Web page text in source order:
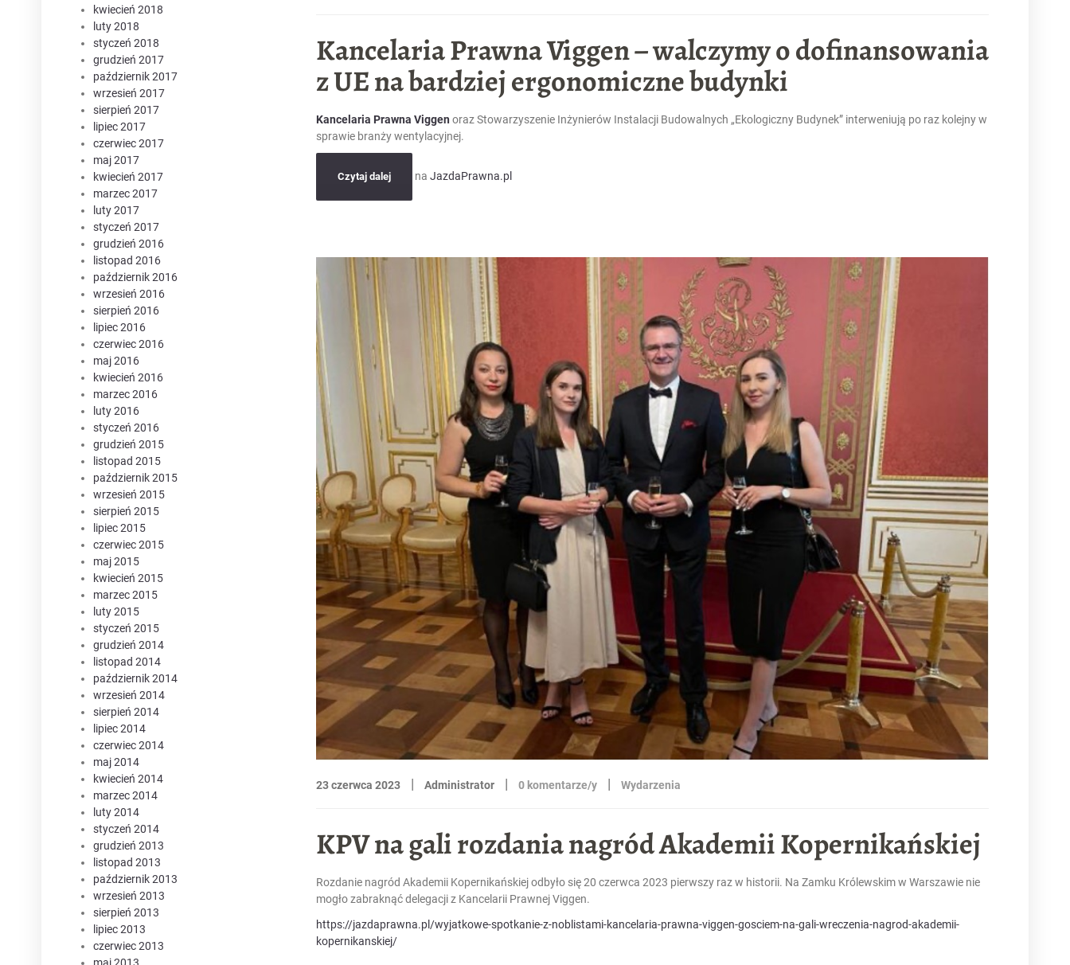
Kancelaria Prawna Viggen – walczymy o dofinansowania
z UE na bardziej ergonomiczne budynki
Kancelaria Prawna Viggen oraz Stowarzyszenie Inżynierów Instalacji Budowalnych „Ekologiczny Budynek” interweniują po raz kolejny w
sprawie branży wentylacyjnej.
Czytaj dalej na JazdaPrawna.pl
23 czerwca 2023 | Administrator | 0 komentarze/y | Wydarzenia
KPV na gali rozdania nagród Akademii Kopernikańskiej
Rozdanie nagród Akademii Kopernikańskiej odbyło się 20 czerwca 2023 pierwszy raz w historii. Na Zamku Królewskim w Warszawie nie
mogło zabraknąć delegacji z Kancelarii Prawnej Viggen.
https://jazdaprawna.pl/wyjatkowe-spotkanie-z-noblistami-kancelaria-prawna-viggen-gosciem-na-gali-wreczenia-nagrod-akademii-
kopernikanskiej/
kwiecień 2018
luty 2018
styczeń 2018
grudzień 2017
październik 2017
wrzesień 2017
sierpień 2017
lipiec 2017
czerwiec 2017
maj 2017
kwiecień 2017
marzec 2017
luty 2017
styczeń 2017
grudzień 2016
listopad 2016
październik 2016
wrzesień 2016
sierpień 2016
lipiec 2016
czerwiec 2016
maj 2016
kwiecień 2016
marzec 2016
luty 2016
styczeń 2016
grudzień 2015
listopad 2015
październik 2015
wrzesień 2015
sierpień 2015
lipiec 2015
czerwiec 2015
maj 2015
kwiecień 2015
marzec 2015
luty 2015
styczeń 2015
grudzień 2014
listopad 2014
październik 2014
wrzesień 2014
sierpień 2014
lipiec 2014
czerwiec 2014
maj 2014
kwiecień 2014
marzec 2014
luty 2014
styczeń 2014
grudzień 2013
listopad 2013
październik 2013
wrzesień 2013
sierpień 2013
lipiec 2013
czerwiec 2013
maj 2013